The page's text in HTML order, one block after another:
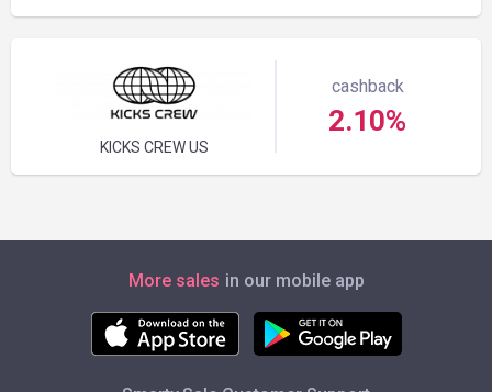
KICKS CREW US
cashback
2.10%
More sales in our mobile app